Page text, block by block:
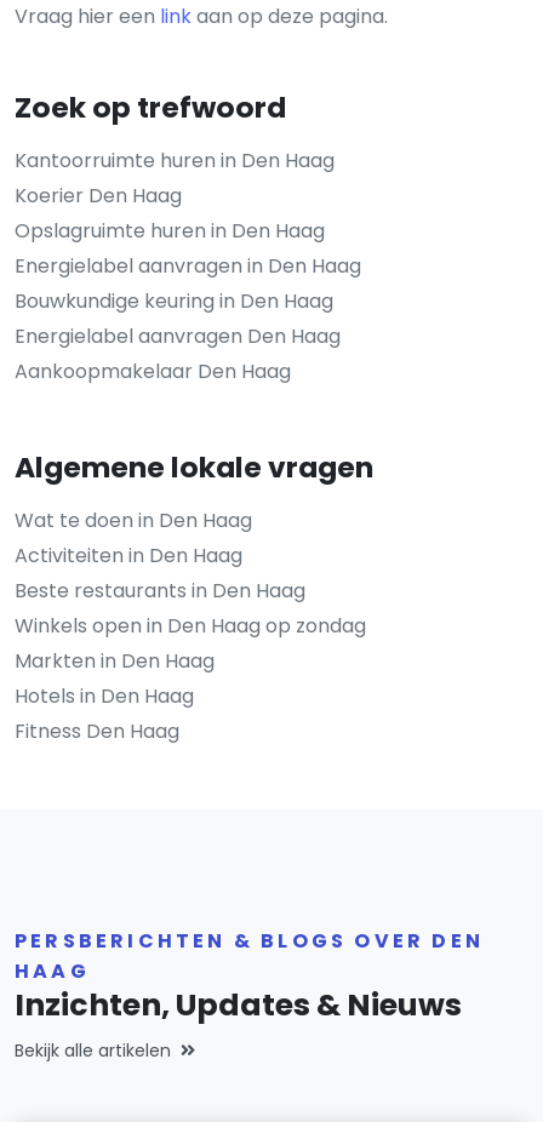
Vraag hier een linkaan op deze pagina.
Zoek op trefwoord
Kantoorruimte huren in Den Haag
Koerier Den Haag
Opslagruimte huren in Den Haag
Energielabel aanvragen in Den Haag
Bouwkundige keuring in Den Haag
Energielabel aanvragen Den Haag
Aankoopmakelaar Den Haag
Algemene lokale vragen
Wat te doen in Den Haag
Activiteiten in Den Haag
Beste restaurants in Den Haag
Winkels open in Den Haag op zondag
Markten in Den Haag
Hotels in Den Haag
Fitness Den Haag
PERSBERICHTEN & BLOGS OVER DEN
HAAG
Inzichten, Updates & Nieuws
Bekijk alle artikelen